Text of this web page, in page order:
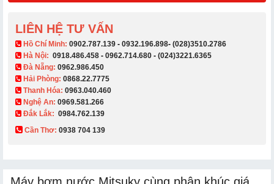
LIÊN HỆ TƯ VẤN
​ Hồ Chí Minh: 0902.787.139 - 0932.196.898- (028)3510.2786
Hà Nội: 0918.486.458 - 0962.714.680 - (024)3221.6365
Đà Nẵng: 0962.986.450
Hải Phòng: 0868.22.7775
Thanh Hóa: 0963.040.460
Nghệ An: 0969.581.266
Đắk Lắk: 0984.762.139
Cần Thơ: 0938 704 139​